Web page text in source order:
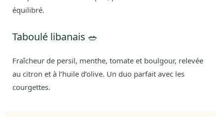
équilibré.
Taboulé libanais 🥗
Fraîcheur de persil, menthe, tomate et boulgour, relevée
au citron et à l’huile d’olive. Un duo parfait avec les
courgettes.